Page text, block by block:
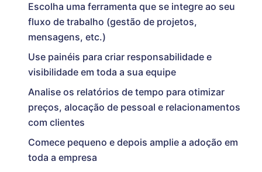
Escolha uma ferramenta que se integre ao seu
fluxo de trabalho (gestão de projetos,
mensagens, etc.)
Use painéis para criar responsabilidade e
visibilidade em toda a sua equipe
Analise os relatórios de tempo para otimizar
preços, alocação de pessoal e relacionamentos
com clientes
Comece pequeno e depois amplie a adoção em
toda a empresa